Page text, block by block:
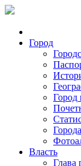
Город
Город
Власть
Глава